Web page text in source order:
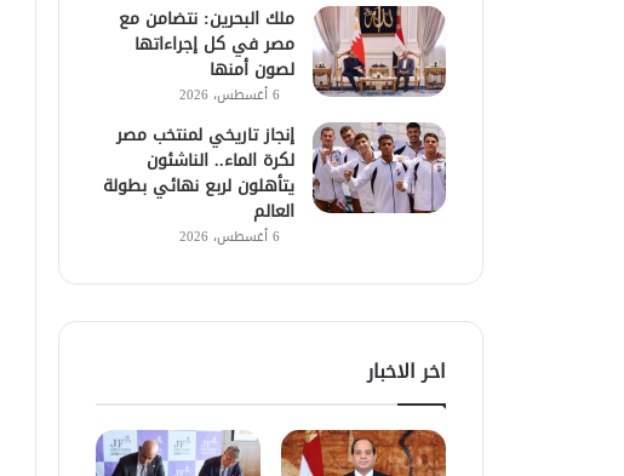
ملك البحرين: نتضامن مع
مصر في كل إجراءاتها
لصون أمنها
6 أغسطس، 2026
إنجاز تاريخي لمنتخب مصر
لكرة الماء.. الناشئون
يتأهلون لربع نهائي بطولة
العالم
6 أغسطس، 2026
اخر الاخبار